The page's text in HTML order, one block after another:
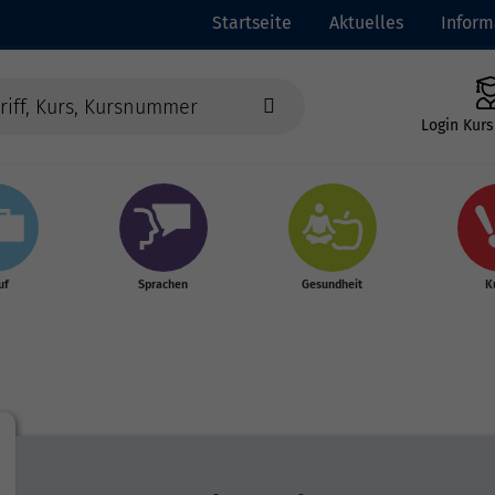
Startseite Aktuelles
Login
Sprachen Gesundheit